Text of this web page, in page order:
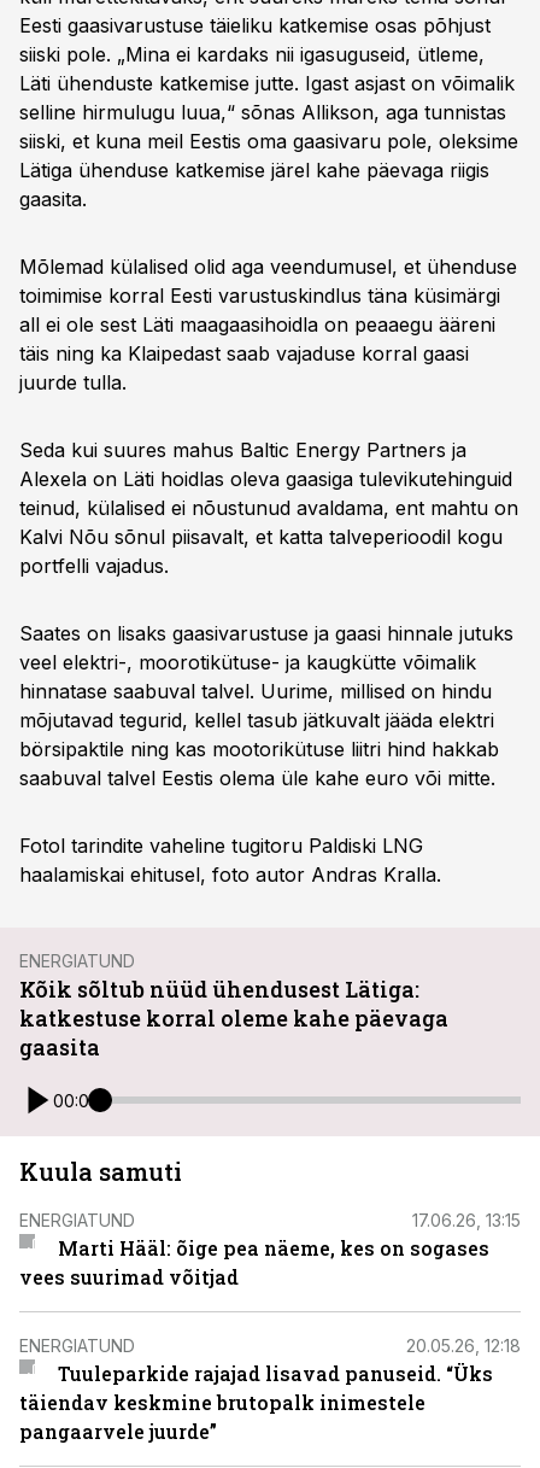
Eesti gaasivarustuse täieliku katkemise osas põhjust
siiski pole. „Mina ei kardaks nii igasuguseid, ütleme,
Läti ühenduste katkemise jutte. Igast asjast on võimalik
selline hirmulugu luua,“ sõnas Allikson, aga tunnistas
siiski, et kuna meil Eestis oma gaasivaru pole, oleksime
Lätiga ühenduse katkemise järel kahe päevaga riigis
gaasita.
Mõlemad külalised olid aga veendumusel, et ühenduse
toimimise korral Eesti varustuskindlus täna küsimärgi
all ei ole sest Läti maagaasihoidla on peaaegu ääreni
täis ning ka Klaipedast saab vajaduse korral gaasi
juurde tulla.
Seda kui suures mahus Baltic Energy Partners ja
Alexela on Läti hoidlas oleva gaasiga tulevikutehinguid
teinud, külalised ei nõustunud avaldama, ent mahtu on
Kalvi Nõu sõnul piisavalt, et katta talveperioodil kogu
portfelli vajadus.
Saates on lisaks gaasivarustuse ja gaasi hinnale jutuks
veel elektri-, moorotikütuse- ja kaugkütte võimalik
hinnatase saabuval talvel. Uurime, millised on hindu
mõjutavad tegurid, kellel tasub jätkuvalt jääda elektri
börsipaktile ning kas mootorikütuse liitri hind hakkab
saabuval talvel Eestis olema üle kahe euro või mitte.
Fotol tarindite vaheline tugitoru Paldiski LNG
haalamiskai ehitusel, foto autor Andras Kralla.
ENERGIATUND
Kõik sõltub nüüd ühendusest Lätiga:
katkestuse korral oleme kahe päevaga
gaasita
00:00
Kuula samuti
ENERGIATUND 17.06.26, 13:15
Marti Hääl: õige pea näeme, kes on sogases
vees suurimad võitjad
ENERGIATUND 20.05.26, 12:18
Tuuleparkide rajajad lisavad panuseid. “Üks
täiendav keskmine brutopalk inimestele
pangaarvele juurde”